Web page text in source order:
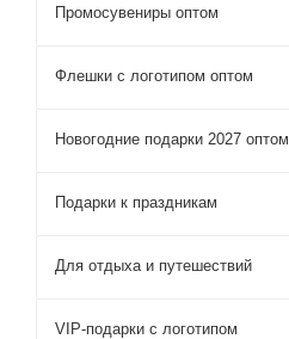
Промосувениры оптом
Флешки с логотипом оптом
Новогодние подарки 2027 оптом
Подарки к праздникам
Для отдыха и путешествий
VIP-подарки с логотипом